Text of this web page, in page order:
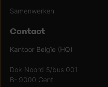
Samenwerken
Contact
Kantoor Belgïe (HQ)
Dok-Noord 5/bus 001
B- 9000 Gent